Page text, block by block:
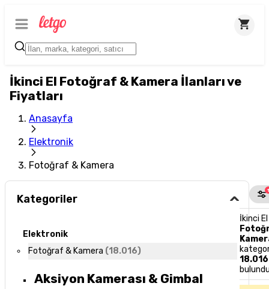
İkinci El Fotoğraf & Kamera İlanları ve
Fiyatları
Anasayfa
Elektronik
Fotoğraf & Kamera
Kategoriler
Elektronik
Fotoğraf & Kamera (18.016)
Aksiyon Kamerası & Gimbal
İkinci El
18.016